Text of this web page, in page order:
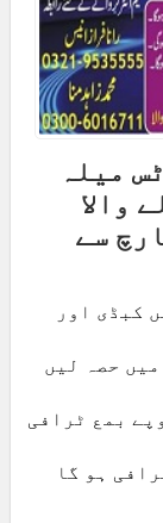
میلہ
ر۔ب نلے والا
چک جھمبرہ میں 3 مارچ سے
کبڈی اور
حصہ لیں
70000 ہزار روپے بمع ٹرافی
بمع ٹرافی ہو گا